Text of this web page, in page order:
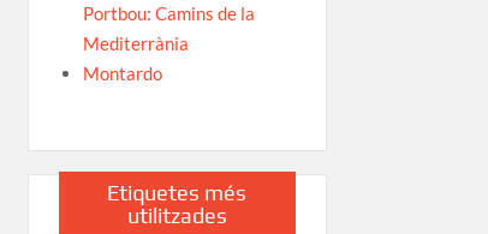
Portbou: Camins de la
Mediterrània
Montardo
Etiquetes més
utilitzades